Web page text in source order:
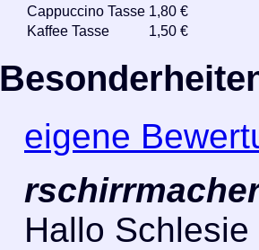
Cappuccino Tasse 1,80 €
Kaffee Tasse
1,50 €
eigene
Hallo Schlesie